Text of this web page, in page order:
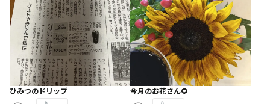
ひみつのドリップ
今月のお花さん🌻